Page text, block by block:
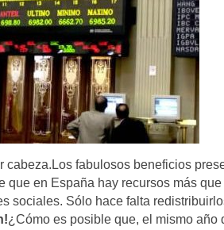
fabulosos beneficios
en España hay recursos más
sociales. Sólo hace falta
¿Cómo es posible que, el mismo año